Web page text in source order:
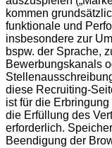
kommen
funktionale und
insbesondere zur
bspw. der Sprache,
Bewerbungskanals
diese Recruiting-
ist für die
die Erfüllung des
erforderlich.
Beendigung der